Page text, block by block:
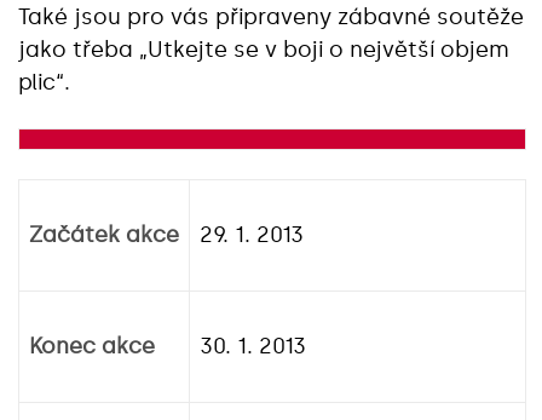
Také jsou pro vás připraveny zábavné soutěže
jako třeba „Utkejte se v boji o největší objem
plic“.
Začátek akce 29. 1. 2013
Konec akce 30. 1. 2013